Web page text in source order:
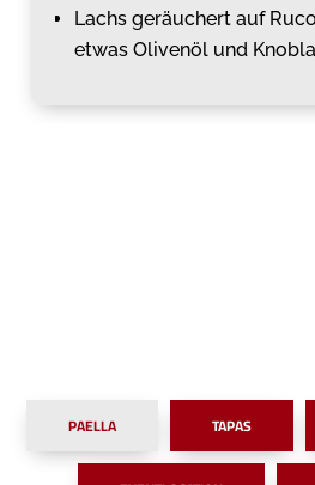
Lachs geräuchert auf
etwas Olivenöl und
PAELLA TAPAS